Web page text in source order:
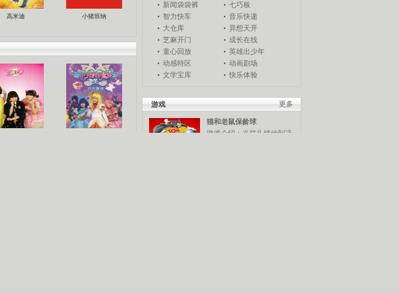
高米迪 小猪班纳
新闻袋袋裤
七巧板
智力快车
音乐快递
大仓库
异想天开
芝麻开门
成长在线
童心回放
英雄出少年
动感特区
动画剧场
文学宝库
快乐体验
更多
游戏
猫和老鼠保龄球
游戏介绍：当箭头移动到适